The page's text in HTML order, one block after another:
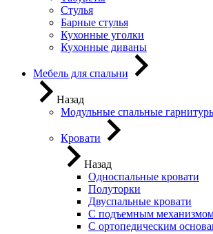
Стулья
Барные стулья
Кухонные уголки
Кухонные диваны
Мебель для спальни
Назад
Модульные спальные
Кровати
Назад
Односпальные кровати
Полуторки
Двуспальные кровати
С подъемным
С ортопедическим